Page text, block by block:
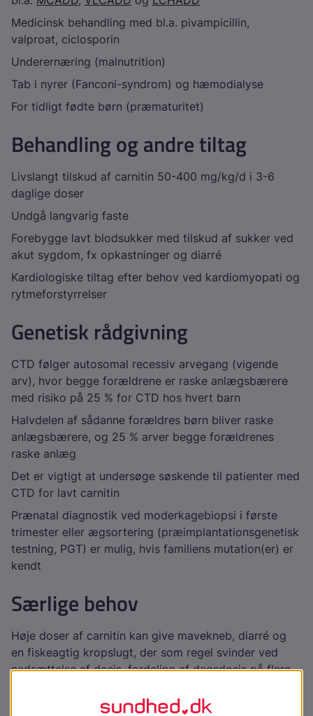
Medicinsk behandling med bl.a. pivampicillin,
valproat, ciclosporin
Underernæring (malnutrition)
Tab i nyrer (Fanconi-syndrom) og hæmodialyse
For tidligt fødte børn (præmaturitet)
Behandling og andre tiltag
Livslangt tilskud af carnitin 50-400 mg/kg/d i 3-6
daglige doser
Undgå langvarig faste
Forebygge lavt blodsukker med tilskud af sukker ved
akut sygdom, fx opkastninger og diarré
Kardiologiske tiltag efter behov ved kardiomyopati og
rytmeforstyrrelser
Genetisk rådgivning
CTD følger autosomal recessiv arvegang (vigende
arv), hvor begge forældrene er raske anlægsbærere
med risiko på 25 % for CTD hos hvert barn
Halvdelen af sådanne forældres børn bliver raske
anlægsbærere, og 25 % arver begge forældrenes
raske anlæg
Det er vigtigt at undersøge søskende til patienter med
CTD for lavt carnitin
Prænatal diagnostik ved moderkagebiopsi i første
trimester eller ægsortering (præimplantationsgenetisk
testning, PGT) er mulig, hvis familiens mutation(er) er
kendt
Særlige behov
Høje doser af carnitin kan give mavekneb, diarré og
en fiskeagtig kropslugt, der som regel svinder ved
nedsættelse af dosis, fordeling af dagsdosis på flere
metronidazol